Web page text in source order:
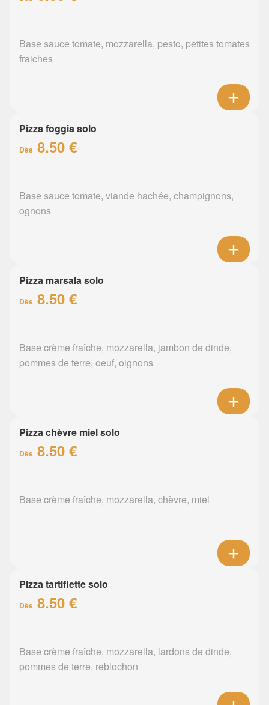
Base sauce tomate, mozzarella, pesto, petites tomates
fraiches
Pizza foggia solo
Dès 8.50 €
Base sauce tomate, viande hachée, champignons,
ognons
Pizza marsala solo
Dès 8.50 €
Base crème fraîche, mozzarella, jambon de dinde,
pommes de terre, oeuf, oignons
Pizza chèvre miel solo
Dès 8.50 €
Base crème fraîche, mozzarella, chèvre, miel
Pizza tartiflette solo
Dès 8.50 €
Base crème fraîche, mozzarella, lardons de dinde,
pommes de terre, reblochon